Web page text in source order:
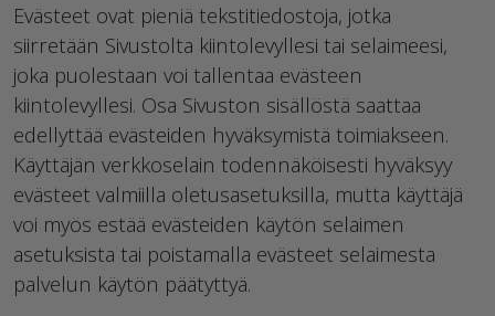
Evästeet ovat pieniä tekstitiedostoja, jotka
siirretään Sivustolta kiintolevyllesi tai selaimeesi,
joka puolestaan voi tallentaa evästeen
kiintolevyllesi. Osa Sivuston sisällöstä saattaa
edellyttää evästeiden hyväksymistä toimiakseen.
Käyttäjän verkkoselain todennäköisesti hyväksyy
evästeet valmiilla oletusasetuksilla, mutta käyttäjä
voi myös estää evästeiden käytön selaimen
asetuksista tai poistamalla evästeet selaimesta
palvelun käytön päätyttyä.